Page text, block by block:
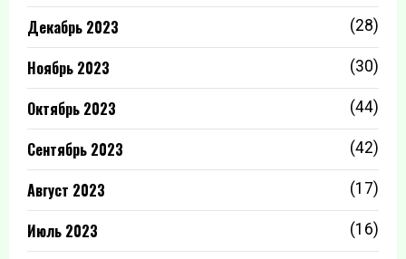
Декабрь 2023 (28)
Ноябрь 2023 (30)
Октябрь 2023 (44)
Сентябрь 2023 (42)
Август 2023 (17)
Июль 2023 (16)